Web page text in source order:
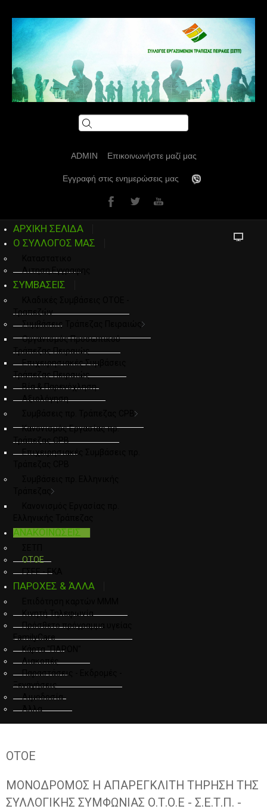
ADMIN Επικοινωνήστε μαζί μας
Εγγραφή στις ενημερώσεις μας
ΑΡΧΙΚΗ ΣΕΛΙΔΑ
Ο ΣΥΛΛΟΓΟΣ ΜΑΣ
Αιτηση Εγγραφης
ΣΥΜΒΑΣΕΙΣ
Τραπεζών
Συμβάσεις Τράπεζας Πειραιώς
Οργανισμός Προσωπικού
Τράπεζας Πειραιώς
Επιχειρησιακές Συμβάσεις
Τράπεζας Πειραιώς
Βία & Παρενόχληση
Αξιολόγηση
Συμβάσεις πρ. Τράπεζας CPB
Κανονισμός Εργασίας πρ.
Τράπεζας CPB
Επιχειρησιακές Συμβάσεις πρ.
Τράπεζας
ΑΝΑΚΟΙΝΩΣΕΙΣ
ΟΤΟΕ
ΓΣΕΕ - ΕΚΑ
ΠΑΡΟΧΕΣ & ΆΛΛΑ
Κινητή Τηλεφωνία
Πρόσθετο πρόγραμμα υγείας
FamilyCare
Κάρτα "ΠΑΡΟΝ"
Διακοπές
Παραστάσεις - Εκδρομές -
Ξεναγήσεις
Αιμοδοσία
Άλλα
ΟΤΟΕ
ΜΟΝΟΔΡΟΜΟΣ Η ΑΠΑΡΕΓΚΛΙΤΗ ΤΗΡΗΣΗ ΤΗΣ
ΣΥΛΛΟΓΙΚΗΣ ΣΥΜΦΩΝΙΑΣ Ο.Τ.Ο.Ε - Σ.Ε.Τ.Π. -